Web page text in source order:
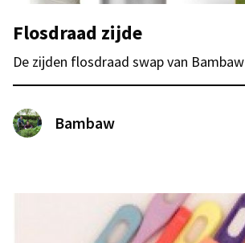
Flosdraad zijde
De zijden flosdraad swap van Bambaw
Bambaw